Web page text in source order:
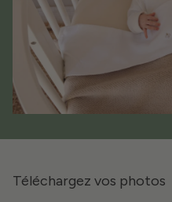
Téléchargez vos photos